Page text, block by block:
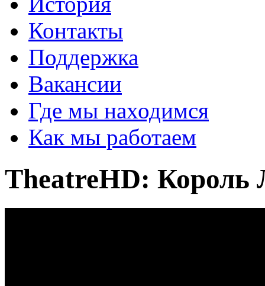
Контакты
Поддержка
Вакансии
Где мы находимся
Как мы работаем
TheatreHD: Король